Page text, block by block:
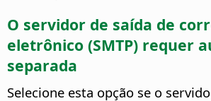
O servidor de saída de
eletrônico (SMTP) requer
separada
Selecione esta opção se o